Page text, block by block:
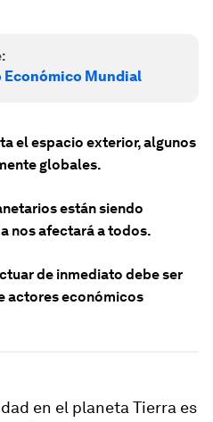
Económico Mundial
el espacio exterior, algunos
globales.
están siendo
nos afectará a todos.
de inmediato debe ser
actores económicos
en el planeta Tierra es